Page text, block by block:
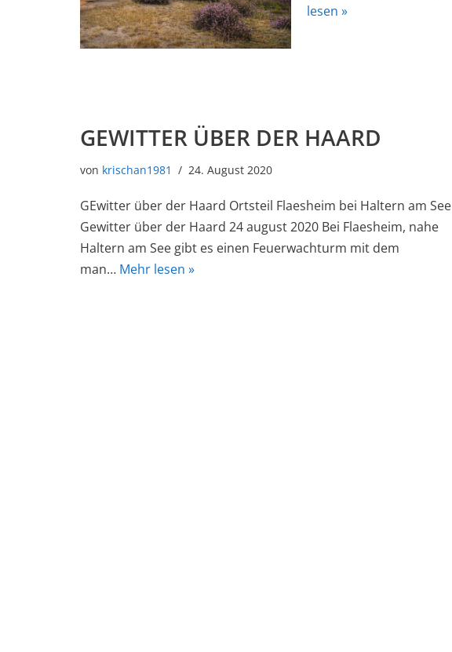
lesen »
GEWITTER ÜBER DER HAARD
von krischan1981 24. August 2020
GEwitter über der Haard Ortsteil Flaesheim bei Haltern am See
Gewitter über der Haard 24 august 2020 Bei Flaesheim, nahe
Haltern am See gibt es einen Feuerwachturm mit dem
man… Mehr lesen »